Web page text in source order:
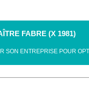
FABRE (X 1981)
SON ENTREPRISE POUR